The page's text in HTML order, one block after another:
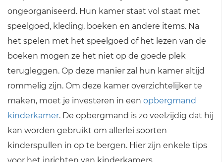
ongeorganiseerd. Hun kamer staat vol staat met
speelgoed, kleding, boeken en andere items. Na
het spelen met het speelgoed of het lezen van de
boeken mogen ze het niet op de goede plek
terugleggen. Op deze manier zal hun kamer altijd
rommelig zijn. Om deze kamer overzichtelijker te
maken, moet je investeren in een opbergmand
kinderkamer. De opbergmand is zo veelzijdig dat hij
kan worden gebruikt om allerlei soorten
kinderspullen in op te bergen. Hier zijn enkele tips